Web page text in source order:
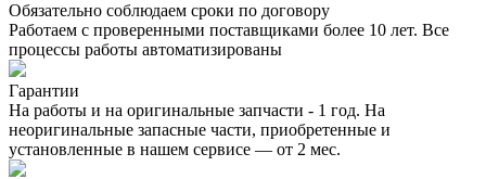
Обязательно соблюдаем сроки по договору
Работаем с проверенными поставщиками более 10 лет. Все
процессы работы автоматизированы
Гарантии
На работы и на оригинальные запчасти - 1 год. На
неоригинальные запасные части, приобретенные и
установленные в нашем сервисе — от 2 мес.